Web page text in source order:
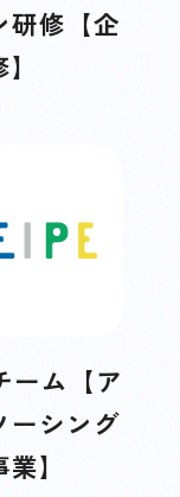
研修【企
ーム【ア
ーシング
】